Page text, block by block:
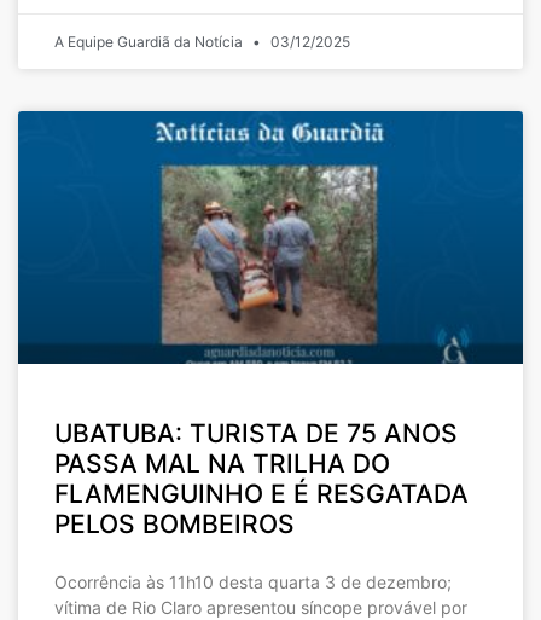
A Equipe Guardiã da Notícia 03/12/2025
UBATUBA: TURISTA DE 75 ANOS
PASSA MAL NA TRILHA DO
FLAMENGUINHO E É RESGATADA
PELOS BOMBEIROS
Ocorrência às 11h10 desta quarta 3 de dezembro;
vítima de Rio Claro apresentou síncope provável por